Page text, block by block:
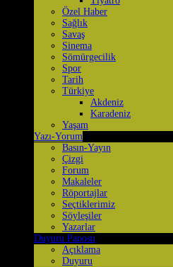
Özel Haber
Sağlık
Savaş
Sinema
Sömürgecilik
Spor
Tarih
Türkiye
Akdeniz
Karadeniz
Yaşam
Yazı-Yorum
Basın-Yayın
Çizgi
Forum
Makaleler
Röportajlar
Seçtiklerimiz
Söyleşiler
Yazarlar
Duyuru Panosu
Açıklama
Duyuru